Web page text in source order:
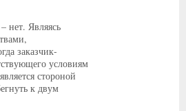
нет. Являясь
заказчик-
условиям
стороной
к двум